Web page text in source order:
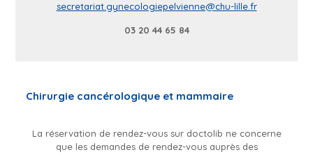
secretariat.gynecologiepelvienne@chu-lille.fr
03 20 44 65 84
Chirurgie cancérologique et mammaire
La réservation de rendez-vous sur doctolib ne concerne
que les demandes de rendez-vous auprès des